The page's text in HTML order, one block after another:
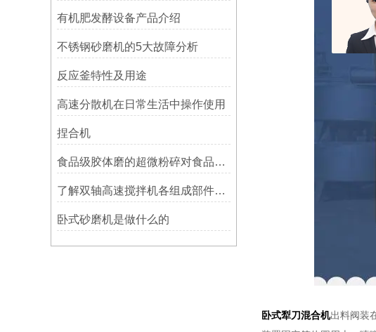
有机肥发酵设备产品介绍
不锈钢砂磨机的5大故障分析
反应釜特性及用途
高速分散机在日常生活中操作使用
捏合机
食品级胶体磨的超微粉碎对食品物料会产生哪些影响？
了解双轴高速搅拌机各组成部件功能特点才能更好的使用它
卧式砂磨机是做什么的
卧式犁刀混合机出料阀装